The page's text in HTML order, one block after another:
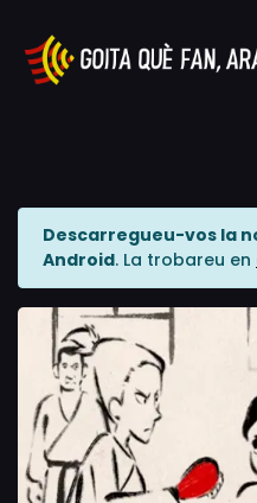
Descarregueu-vos la
Android. La trobareu en